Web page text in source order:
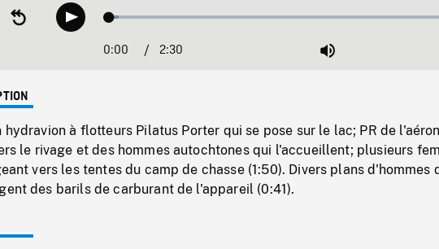
Seek
backwardPlay Loaded:
Current
0:00 / 2:30 Mute
hydravion à flotteurs Pilatus Porter qui se pose sur le lac; PR de
le rivage et des hommes autochtones qui l'accueillent; plusieurs
vers les tentes du camp de chasse (1:50). Divers plans d'hommes
des barils de carburant de l'appareil (0:41).